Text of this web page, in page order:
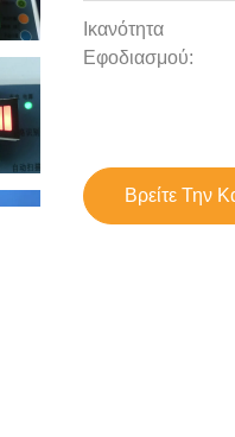
Ικανότητα
Εφοδιασμού:
Βρείτε Την